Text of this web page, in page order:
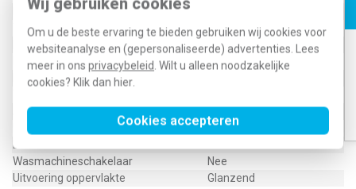
Om u de beste ervaring te bieden gebruiken wij cookies voor
websiteanalyse en (gepersonaliseerde) advertenties. Lees
meer in ons privacybeleid. Wilt u alleen noodzakelijke
cookies? Klik dan hier.
Cookies accepteren
Nom. (meet)stroom
Terugmeldcontact
Nee
Materiaalkwaliteit
Thermoplast
Materiaal
Kunststof
Bevestigingswijze
Aantal wippen
1
RAL-nummer (vergelijkbaar)
1013
Drukvlakschakelaar
Wasmachineschakelaar
Nee
Uitvoering oppervlakte
Glanzend